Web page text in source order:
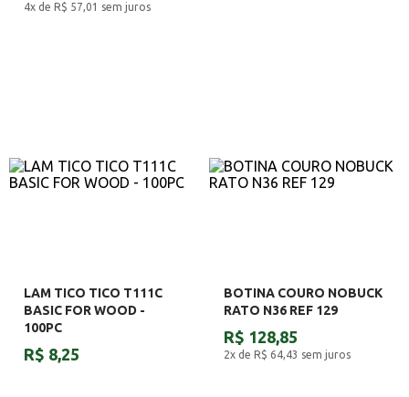
4x de R$ 57,01 sem juros
LAM TICO TICO T111C
BASIC FOR WOOD -
100PC
R$ 8,25
BOTINA COURO NOBUCK
RATO N36 REF 129
R$ 128,85
2x de R$ 64,43 sem juros